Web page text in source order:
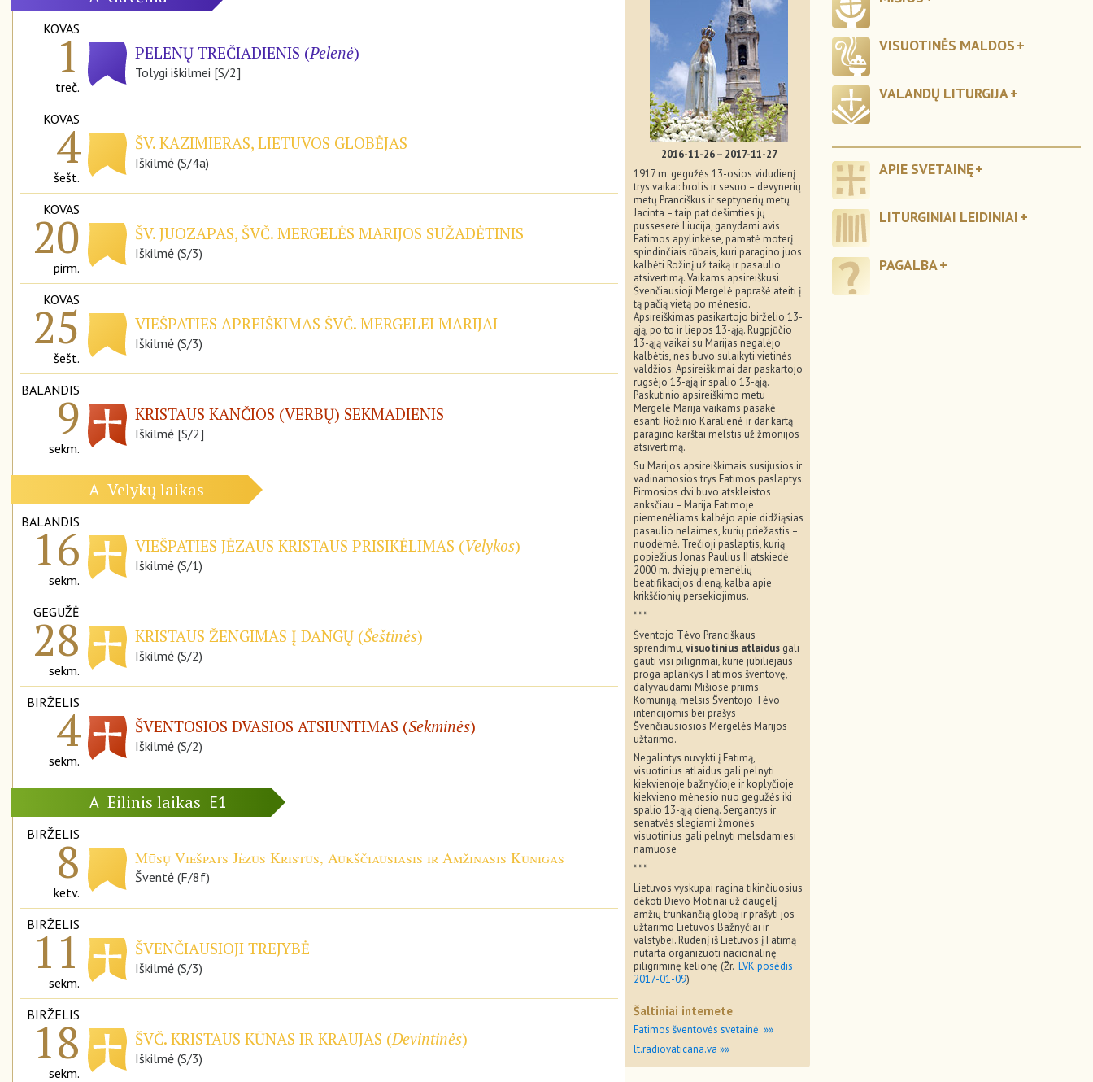
KOVAS
1
treč.
PELENŲ TREČIADIENIS (Pelenė)
Tolygi iškilmei [S/2]
KOVAS
4
šešt.
ŠV. KAZIMIERAS, LIETUVOS GLOBĖJAS
Iškilmė (S/4a)
KOVAS
20
pirm.
ŠV. JUOZAPAS, ŠVČ. MERGELĖS MARIJOS SUŽADĖTINIS
Iškilmė (S/3)
KOVAS
25
šešt.
VIEŠPATIES APREIŠKIMAS ŠVČ. MERGELEI MARIJAI
Iškilmė (S/3)
BALANDIS
9
sekm.
KRISTAUS KANČIOS (VERBŲ) SEKMADIENIS
Iškilmė [S/2]
A Velykų laikas
BALANDIS
16
sekm.
VIEŠPATIES JĖZAUS KRISTAUS PRISIKĖLIMAS (Velykos)
Iškilmė (S/1)
GEGUŽĖ
28
sekm.
KRISTAUS ŽENGIMAS Į DANGŲ (Šeštinės)
Iškilmė (S/2)
BIRŽELIS
4
sekm.
ŠVENTOSIOS DVASIOS ATSIUNTIMAS (Sekminės)
Iškilmė (S/2)
A Eilinis laikas E1
BIRŽELIS
8
ketv.
Mūsų Viešpats Jėzus Kristus, Aukščiausiasis ir Amžinasis Kunigas
Šventė (F/8f)
BIRŽELIS
11
sekm.
ŠVENČIAUSIOJI TREJYBĖ
Iškilmė (S/3)
BIRŽELIS
18
sekm.
ŠVČ. KRISTAUS KŪNAS IR KRAUJAS (Devintinės)
Iškilmė (S/3)
2016-11-26 – 2017-11-27
1917 m. gegužės 13-osios vidudienį
trys vaikai: brolis ir sesuo – devynerių
metų Pranciškus ir septynerių metų
Jacinta – taip pat dešimties jų
pusseserė Liucija, ganydami avis
Fatimos apylinkėse, pamatė moterį
spindinčiais rūbais, kuri paragino juos
kalbėti Rožinį už taiką ir pasaulio
atsivertimą. Vaikams apsireiškusi
Švenčiausioji Mergelė paprašė ateiti į
tą pačią vietą po mėnesio.
Apsireiškimas pasikartojo birželio 13-
ąją, po to ir liepos 13-ąją. Rugpjūčio
13-ąją vaikai su Marijas negalėjo
kalbėtis, nes buvo sulaikyti vietinės
valdžios. Apsireiškimai dar paskartojo
rugsėjo 13-ąją ir spalio 13-ąją.
Paskutinio apsireiškimo metu
Mergelė Marija vaikams pasakė
esanti Rožinio Karalienė ir dar kartą
paragino karštai melstis už žmonijos
atsivertimą.
Su Marijos apsireiškimais susijusios ir
vadinamosios trys Fatimos paslaptys.
Pirmosios dvi buvo atskleistos
anksčiau – Marija Fatimoje
piemenėliams kalbėjo apie didžiąsias
pasaulio nelaimes, kurių priežastis –
nuodėmė. Trečioji paslaptis, kurią
popiežius Jonas Paulius II atskiedė
2000 m. dviejų piemenėlių
beatifikacijos dieną, kalba apie
krikščionių persekiojimus.
* * *
Šventojo Tėvo Pranciškaus
sprendimu,visuotinius atlaidus gali
gauti visi piligrimai, kurie jubiliejaus
proga aplankys Fatimos šventovę,
dalyvaudami Mišiose priims
Komuniją, melsis Šventojo Tėvo
intencijomis bei prašys
Švenčiausiosios Mergelės Marijos
užtarimo.
Negalintys nuvykti į Fatimą,
visuotinius atlaidus gali pelnyti
kiekvienoje bažnyčioje ir koplyčioje
kiekvieno mėnesio nuo gegužės iki
spalio 13-ąją dieną. Sergantys ir
senatvės slegiami žmonės
visuotinius gali pelnyti melsdamiesi
namuose
* * *
Lietuvos vyskupai ragina tikinčiuosius
dėkoti Dievo Motinai už daugelį
amžių trunkančią globą ir prašyti jos
užtarimo Lietuvos Bažnyčiai ir
valstybei. Rudenį iš Lietuvos į Fatimą
nutarta organizuoti nacionalinę
piligriminę kelionę (Žr. LVK posėdis
2017-01-09)
Šaltiniai internete
Fatimos šventovės svetainė »»
lt.radiovaticana.va »»
VISUOTINĖS MALDOS
VALANDŲ LITURGIJA
APIE SVETAINĘ
LITURGINIAI LEIDINIAI
PAGALBA